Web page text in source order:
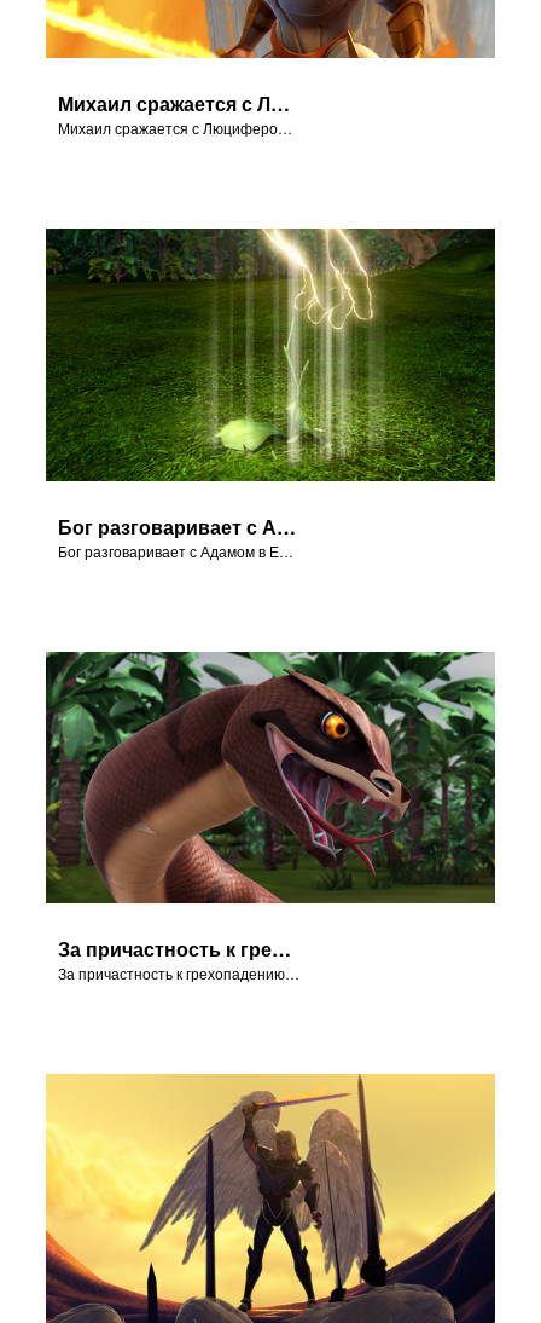
Михаил сражается с Люцифером во время восстания на небе.
Михаил сражается с Люцифером во время восстания на небе.
Бог разговаривает с Адамом в Едемском Саду.
Бог разговаривает с Адамом в Едемском Саду.
За причастность к грехопадению змей был проклят ползать на животе.Проклятие змея в Едемском Саду.Проклятие змея в Едемском Саду.
За причастность к грехопадению змей был проклят ползать на животе.Проклятие змея в Едемском Саду.Проклятие змея в Едемском Саду.